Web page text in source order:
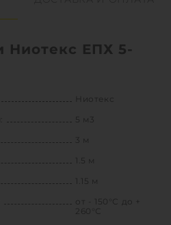
Ниотекс ЕПХ 5-
Ниотекс
5 м3
3 м
1.5 м
1.15 м
от - 150°С до +
260°С